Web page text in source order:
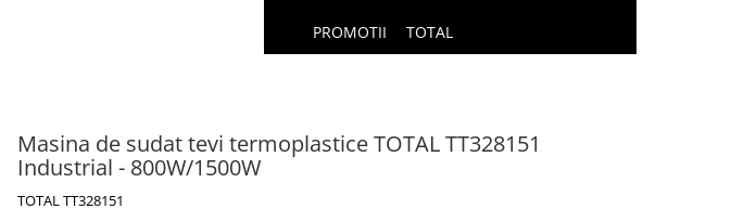
PROMOTII TOTAL
Masina de sudat tevi termoplastice TOTAL TT328151
Industrial - 800W/1500W
TOTAL TT328151